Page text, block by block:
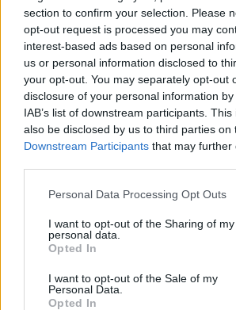
section to confirm your selection. Please
opt-out request is processed you may
interest-based ads based on personal
us or personal information disclosed to
your opt-out. You may separately opt-out
disclosure of your personal information
IAB’s list of downstream participants.
also be disclosed by us to third parties on
Downstream Participants that may further
Personal Data Processing Opt Outs
I want to opt-out of the Sharing of my
personal data.
Opted In
I want to opt-out of the Sale of my
Personal Data.
Opted In
Изкуствен интелект за
създаде нови
07.08.2026 / 15:30